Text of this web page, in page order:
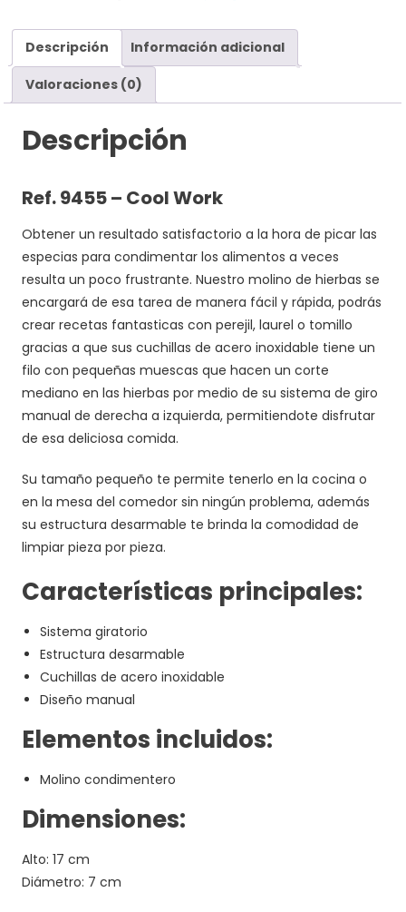
Descripción Información adicional
Valoraciones (0)
Descripción
Ref. 9455 – Cool Work
Obtener un resultado satisfactorio a la hora de picar las
especias para condimentar los alimentos a veces
resulta un poco frustrante. Nuestro molino de hierbas se
encargará de esa tarea de manera fácil y rápida, podrás
crear recetas fantasticas con perejil, laurel o tomillo
gracias a que sus cuchillas de acero inoxidable tiene un
filo con pequeñas muescas que hacen un corte
mediano en las hierbas por medio de su sistema de giro
manual de derecha a izquierda, permitiendote disfrutar
de esa deliciosa comida.
Su tamaño pequeño te permite tenerlo en la cocina o
en la mesa del comedor sin ningún problema, además
su estructura desarmable te brinda la comodidad de
limpiar pieza por pieza.
Características principales:
Sistema giratorio
Estructura desarmable
Cuchillas de acero inoxidable
Diseño manual
Elementos incluidos:
Molino condimentero
Dimensiones:
Alto: 17 cm
Diámetro: 7 cm